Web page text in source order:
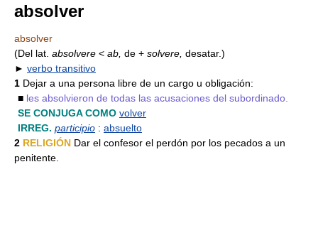
absolver
absolver
(Del lat. absolvere < ab, de + solvere, desatar.)
► verbo transitivo
1 Dejar a una persona libre de un cargo u obligación:
■ les absolvieron de todas las acusaciones del subordinado.
SE CONJUGA COMO volver
IRREG. participio : absuelto
2 RELIGIÓN Dar el confesor el perdón por los pecados a un
penitente.